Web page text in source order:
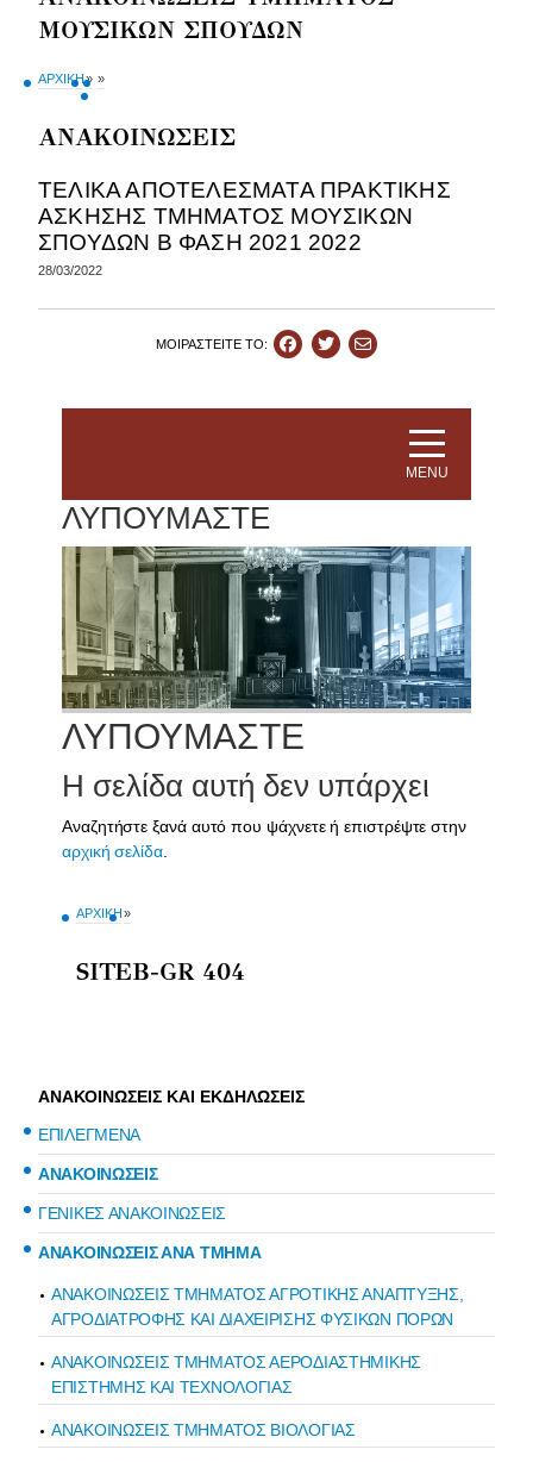
ΜΟΥΣΙΚΩΝ ΣΠΟΥΔΩΝ
ΑΡΧΙΚΗ» »
ΑΝΑΚΟΙΝΩΣΕΙΣ
ΤΕΛΙΚΑ ΑΠΟΤΕΛΕΣΜΑΤΑ ΠΡΑΚΤΙΚΗΣ
ΑΣΚΗΣΗΣ ΤΜΗΜΑΤΟΣ ΜΟΥΣΙΚΩΝ
ΣΠΟΥΔΩΝ Β ΦΑΣΗ 2021 2022
28/03/2022
ΜΟΙΡΑΣΤEIΤΕ ΤΟ:
ΑΝΑΚΟΙΝΩΣΕΙΣ ΚΑΙ ΕΚΔΗΛΩΣΕΙΣ
ΕΠΙΛΕΓΜΕΝΑ
ΑΝΑΚΟΙΝΩΣΕΙΣ
ΓΕΝΙΚΕΣ ΑΝΑΚΟΙΝΩΣΕΙΣ
ΑΝΑΚΟΙΝΩΣΕΙΣ ΑΝΑ ΤΜΗΜΑ
ΑΝΑΚΟΙΝΩΣΕΙΣ ΤΜΗΜΑΤΟΣ ΑΓΡΟΤΙΚΗΣ ΑΝΑΠΤΥΞΗΣ,
ΑΓΡΟΔΙΑΤΡΟΦΗΣ ΚΑΙ ΔΙΑΧΕΙΡΙΣΗΣ ΦΥΣΙΚΩΝ ΠΟΡΩΝ
ΑΝΑΚΟΙΝΩΣΕΙΣ ΤΜΗΜΑΤΟΣ ΑΕΡΟΔΙΑΣΤΗΜΙΚΗΣ
ΕΠΙΣΤΗΜΗΣ ΚΑΙ ΤΕΧΝΟΛΟΓΙΑΣ
ΑΝΑΚΟΙΝΩΣΕΙΣ ΤΜΗΜΑΤΟΣ ΒΙΟΛΟΓΙΑΣ